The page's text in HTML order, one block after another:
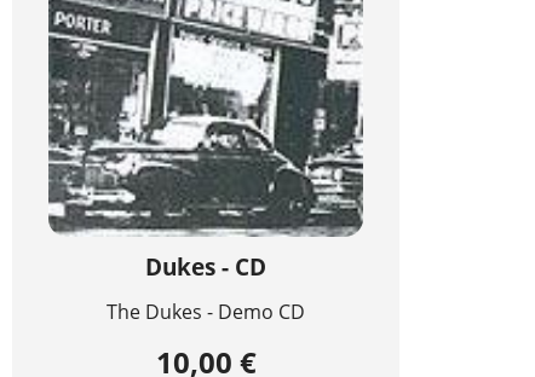
Dukes - CD
The Dukes - Demo CD
10,00 €